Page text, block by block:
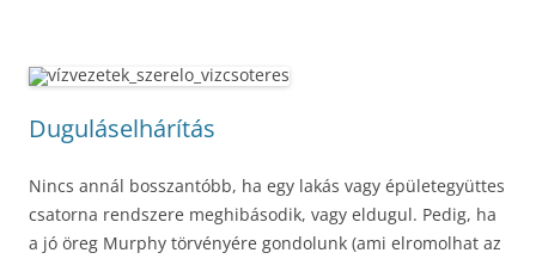
Duguláselhárítás
Nincs annál bosszantóbb, ha egy lakás vagy épületegyüttes
csatorna rendszere meghibásodik, vagy eldugul. Pedig, ha
a jó öreg Murphy törvényére gondolunk (ami elromolhat az